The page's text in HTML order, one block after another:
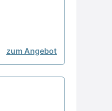
zum Angebot